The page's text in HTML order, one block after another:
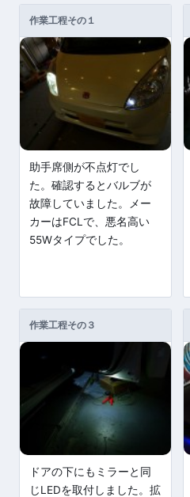
作業工程その１
助手席側が不点灯でし
た。確認するとバルブが
故障していました。メー
カーはFCLで、悪名高い
55Wタイプでした。
作業工程その３
ドアの下にもミラーと同
じLEDを取付しました。拡